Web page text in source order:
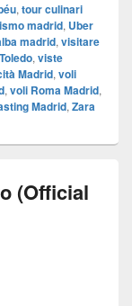
, tour culinari
madrid, Uber
madrid, visitare
, viste
Madrid, voli
, voli Roma Madrid,
Madrid, Zara
(Official